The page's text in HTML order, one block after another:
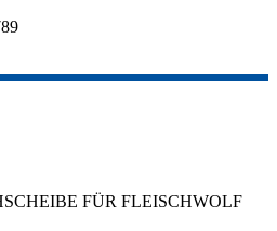
FÜR FLEISCHWOLF